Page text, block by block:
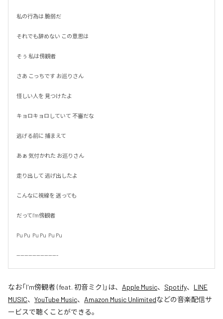
私の行為は 脆弱だ
それでも辞めない この意思は
そぅ 私は傍観者
さあ こっちです お巡りさん
怪しい人を 見つけたよ
キョロキョロしていて 不審だな
逃げる前に 捕まえて
あぁ 気付かれた お巡りさん
走り出して 逃げ出したよ
こんなに視線を 送っても
だってI'm傍観者
Pu Pu  Pu Pu  Pu Pu
---------------------
なお「I'm傍観者 (feat. 初音ミク)」は、 Apple Music、 Spotify、 LINE
MUSIC、 YouTube Music、 Amazon Music Unlimitedなどの音楽配信サ
ービスで聴くことができる。